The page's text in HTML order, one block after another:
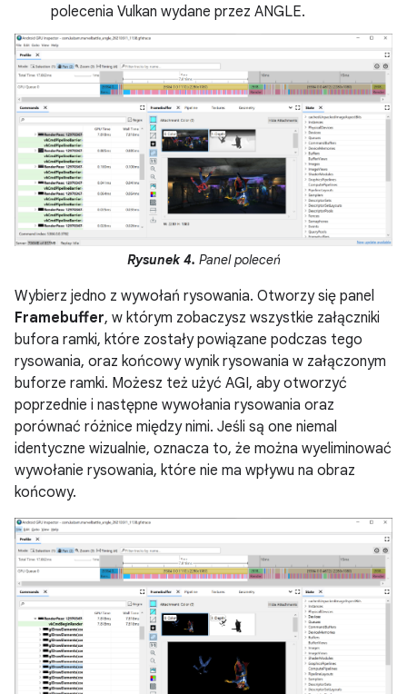
polecenia Vulkan wydane przez ANGLE.
Rysunek 4. Panel poleceń
Wybierz jedno z wywołań rysowania. Otworzy się panel
Framebuffer, w którym zobaczysz wszystkie załączniki
bufora ramki, które zostały powiązane podczas tego
rysowania, oraz końcowy wynik rysowania w załączonym
buforze ramki. Możesz też użyć AGI, aby otworzyć
poprzednie i następne wywołania rysowania oraz
porównać różnice między nimi. Jeśli są one niemal
identyczne wizualnie, oznacza to, że można wyeliminować
wywołanie rysowania, które nie ma wpływu na obraz
końcowy.